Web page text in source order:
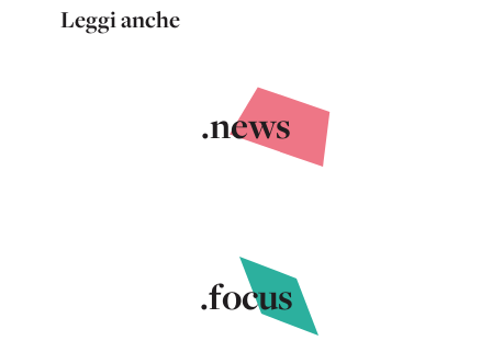
Leggi anche
.news
.focus